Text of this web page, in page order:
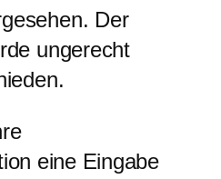
Der
ungerecht
eine Eingabe